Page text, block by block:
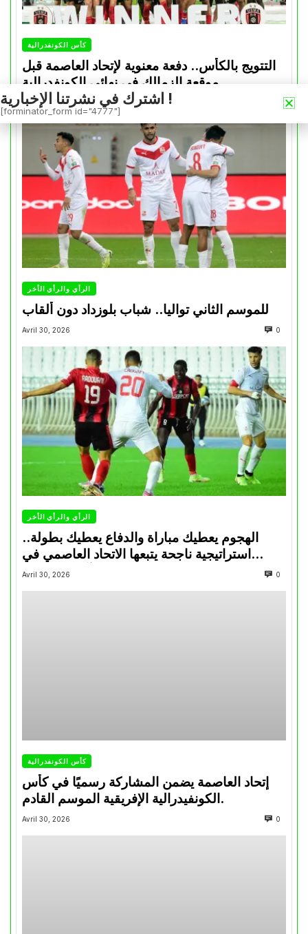
كأس الكونفدرالية
التتويج بالكأس.. دفعة معنوية لإتحاد العاصمة قبل
موقعة الزمالك في نهائي الكونفدرالية
Avril 30, 2026
الرأي والرأي الأخر
للموسم الثاني تواليا.. شباب بلوزداد دون ألقاب
Avril 30, 2026 0
الرأي والرأي الأخر
الهجوم يعطيك مباراة والدفاع يعطيك بطولة..
استراتيجية ناجحة يتبعها الاتحاد العاصمي في
تتويجاته آخر السنوات
Avril 30, 2026 0
كأس الكونفدرالية
إتحاد العاصمة يضمن المشاركة رسميًا في كأس
الكونفيدرالية الإفريقية الموسم القادم.
Avril 30, 2026 0
اشترك في نشرتنا الإخبارية !
[forminator_form id="4777"]